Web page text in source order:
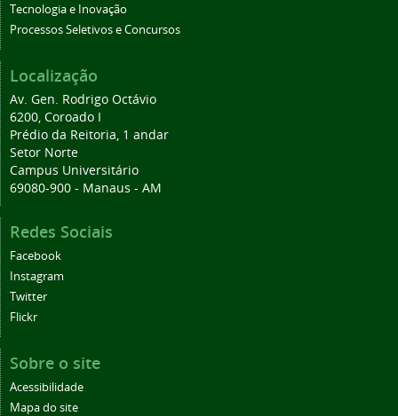
Tecnologia e Inovação
Processos Seletivos e Concursos
Localização
Av. Gen. Rodrigo Octávio
6200, Coroado I
Prédio da Reitoria, 1 andar
Setor Norte
Campus Universitário
69080-900 - Manaus - AM
Redes Sociais
Facebook
Instagram
Twitter
Flickr
Sobre o site
Acessibilidade
Mapa do site